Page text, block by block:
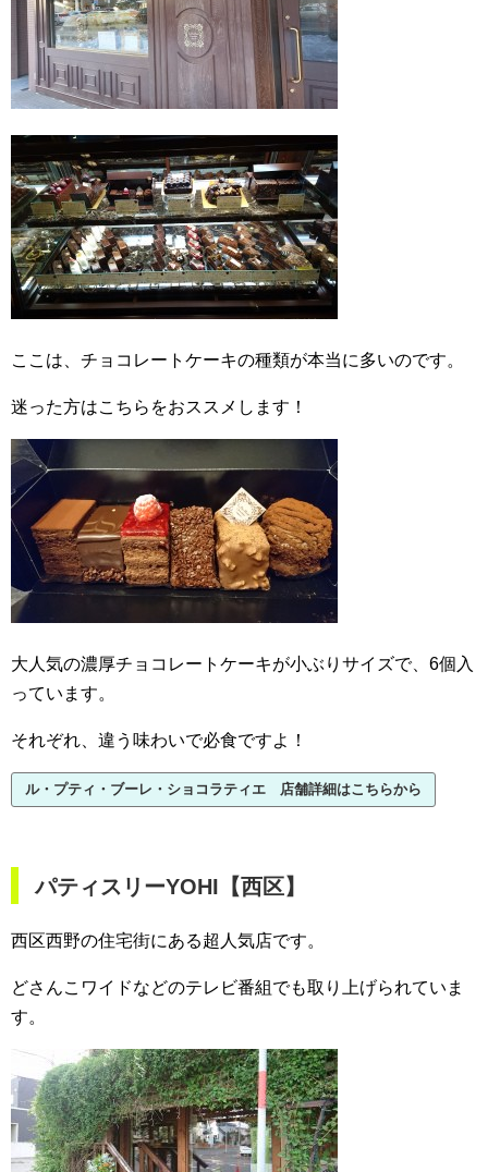
ここは、チョコレートケーキの種類が本当に多いのです。
迷った方はこちらをおススメします！
大人気の濃厚チョコレートケーキが小ぶりサイズで、6個入
っています。
それぞれ、違う味わいで必食ですよ！
ル・プティ・ブーレ・ショコラティエ 店舗詳細はこちらから
パティスリーYOHI【西区】
西区西野の住宅街にある超人気店です。
どさんこワイドなどのテレビ番組でも取り上げられていま
す。